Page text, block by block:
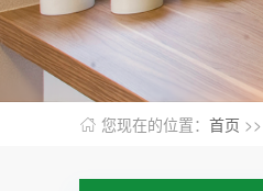
您现在的位置： 首页 >>